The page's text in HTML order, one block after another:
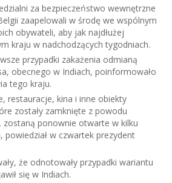
za bezpieczeństwo wewnętrzne
zaapelowali w środę we wspólnym
obywateli, aby jak najdłużej
kraju w nadchodzących tygodniach.
przypadki zakażenia odmianą
obecnego w Indiach, poinformowało
tego kraju.
restauracje, kina i inne obiekty
zostały zamknięte z powodu
zostaną ponownie otwarte w kilku
powiedział w czwartek prezydent
że odnotowały przypadki wariantu
się w Indiach.